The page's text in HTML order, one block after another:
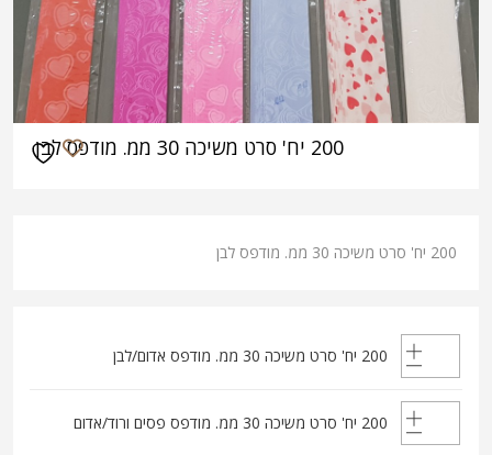
200 יח' סרט משיכה 30 ממ. מודפס לבן
200 יח' סרט משיכה 30 ממ. מודפס לבן
200 יח' סרט משיכה 30 ממ. מודפס אדום/לבן
200 יח' סרט משיכה 30 ממ. מודפס פסים ורוד/אדום